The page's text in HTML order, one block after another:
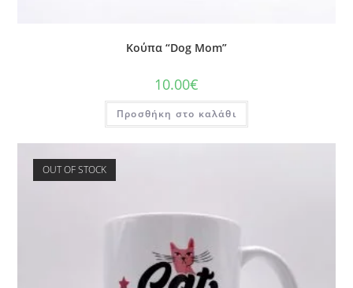
Κούπα “Dog Mom”
10.00€
Προσθήκη στο καλάθι
OUT OF STOCK